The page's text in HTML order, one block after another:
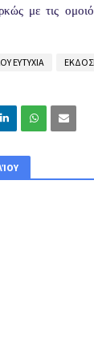
με τις
ΕΥΤΥΧΙΑ